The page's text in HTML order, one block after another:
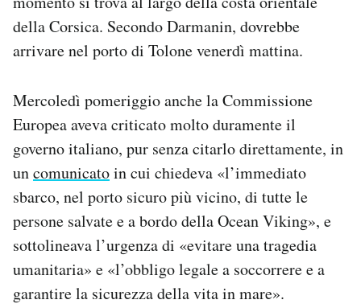
della Corsica. Secondo Darmanin, dovrebbe
arrivare nel porto di Tolone venerdì mattina.
Mercoledì pomeriggio anche la Commissione
Europea aveva criticato molto duramente il
governo italiano, pur senza citarlo direttamente, in
uncomunicatoin cui chiedeva «l’immediato
sbarco, nel porto sicuro più vicino, di tutte le
persone salvate e a bordo della Ocean Viking», e
sottolineava l’urgenza di «evitare una tragedia
umanitaria» e «l’obbligo legale a soccorrere e a
garantire la sicurezza della vita in mare».